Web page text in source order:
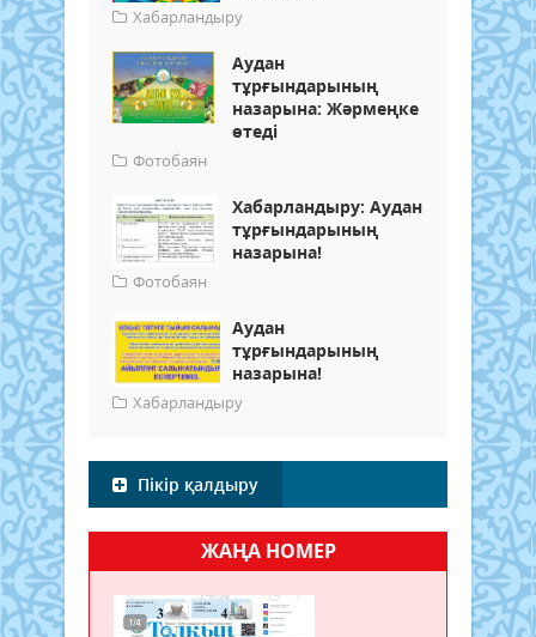
Хабарландыру
Аудан
тұрғындарының
назарына: Жәрмеңке
өтеді
Фотобаян
Хабарландыру: Аудан
тұрғындарының
назарына!
Фотобаян
Аудан
тұрғындарының
назарына!
Хабарландыру
Пікір қалдыру
ЖАҢА НОМЕР